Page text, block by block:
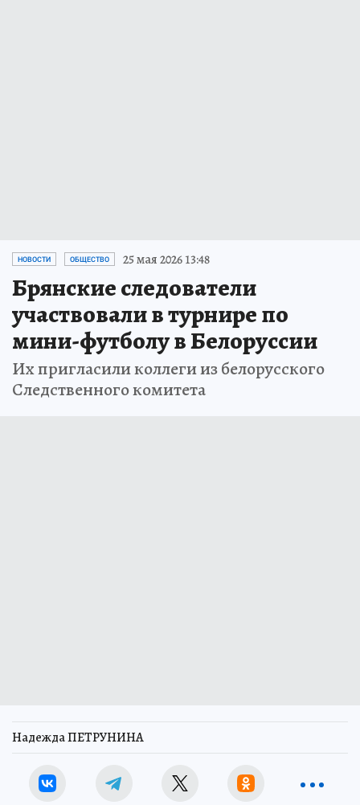
НОВОСТИ ОБЩЕСТВО 25 мая 2026 13:48
Брянские следователи
участвовали в турнире по
мини-футболу в Белоруссии
Их пригласили коллеги из белорусского
Следственного комитета
Надежда ПЕТРУНИНА